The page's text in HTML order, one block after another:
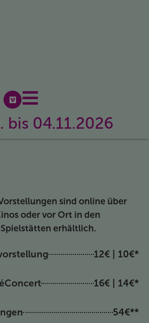
bis 04.11.2026
sind online über
oder vor Ort in den
erhältlich.
12€ | 10€*
16€ | 14€*
54€**